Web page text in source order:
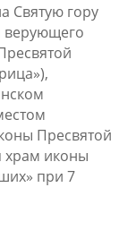
Святую гору
верующего
Пресвятой
храм иконы
при 7